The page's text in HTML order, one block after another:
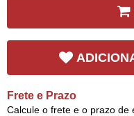
Frete e Prazo
Calcule o frete e o prazo de